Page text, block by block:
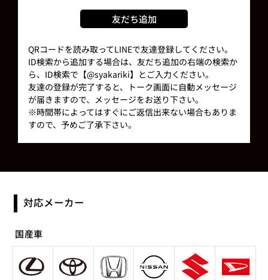
友だち追加
QRコードを読み取ってLINEで友達登録してください。
ID検索から追加する場合は、友だち追加の右端の検索か
ら、ID検索で【@syakariki】とご入力ください。
友達の登録が完了すると、トーク画面に自動メッセージ
が届きますので、メッセージをお送り下さい。
※時間帯によってはすぐにご返信出来ない場合もありま
すので、予めご了承下さい。
対応メーカー
国産車